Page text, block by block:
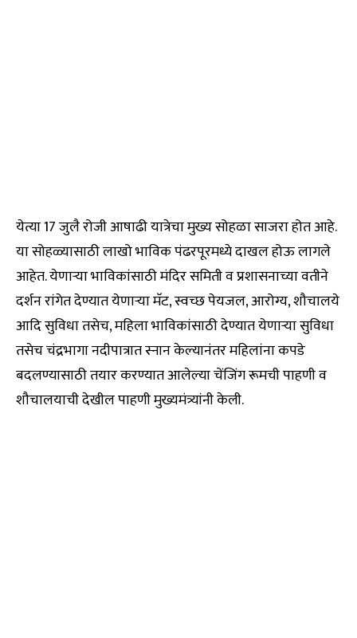
येत्या 17 जुलै रोजी आषाढी यात्रेचा मुख्य सोहळा साजरा होत आहे.
या सोहळ्यासाठी लाखो भाविक पंढरपूरमध्ये दाखल होऊ लागले
आहेत. येणाऱ्या भाविकांसाठी मंदिर समिती व प्रशासनाच्या वतीने
दर्शन रांगेत देण्यात येणाऱ्या मॅट, स्वच्छ पेयजल, आरोग्य, शौचालये
आदि सुविधा तसेच, महिला भाविकांसाठी देण्यात येणाऱ्या सुविधा
तसेच चंद्रभागा नदीपात्रात स्नान केल्यानंतर महिलांना कपडे
बदलण्यासाठी तयार करण्यात आलेल्या चेंजिंग रूमची पाहणी व
शौचालयाची देखील पाहणी मुख्यमंत्र्यांनी केली.